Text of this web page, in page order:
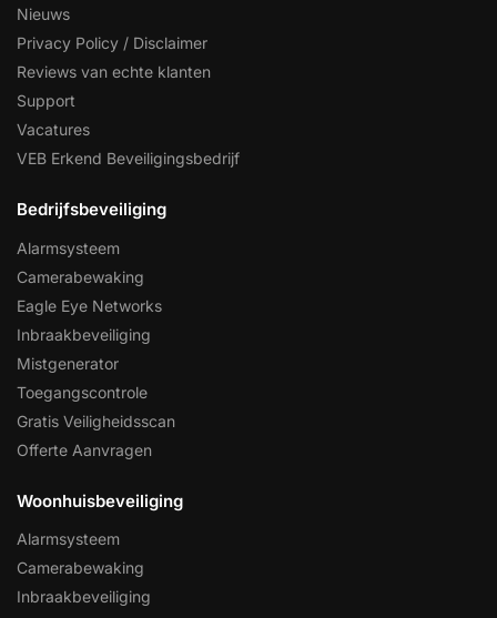
Nieuws
Privacy Policy / Disclaimer
Reviews van echte klanten
Support
Vacatures
VEB Erkend Beveiligingsbedrijf
Bedrijfsbeveiliging
Alarmsysteem
Camerabewaking
Eagle Eye Networks
Inbraakbeveiliging
Mistgenerator
Toegangscontrole
Gratis Veiligheidsscan
Offerte Aanvragen
Woonhuisbeveiliging
Alarmsysteem
Camerabewaking
Inbraakbeveiliging